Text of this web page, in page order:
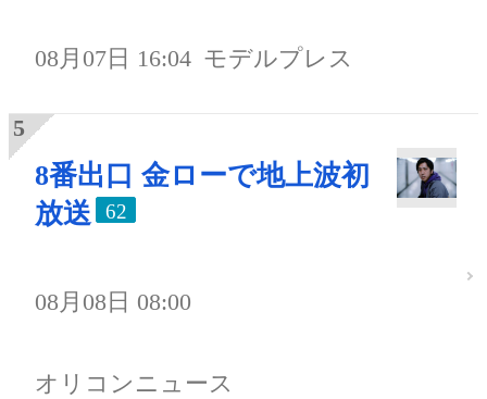
08月07日 16:04 モデルプレス
8番出口 金ローで地上波初
放送
62
08月08日 08:00
オリコンニュース